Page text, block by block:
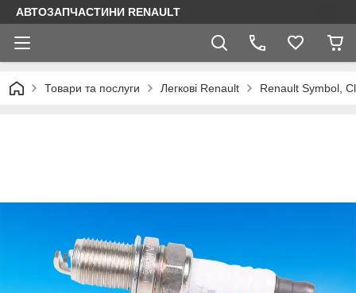
АВТОЗАПЧАСТИНИ RENAULT
Товари та послуги Легкові Renault Renault Symbol,